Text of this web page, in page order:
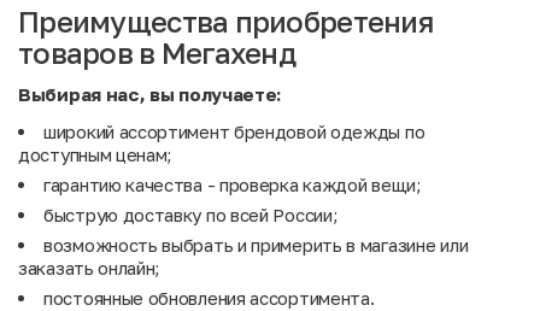
Преимущества приобретения
товаров в Мегахенд
Выбирая нас, вы получаете:
широкий ассортимент брендовой одежды по
доступным ценам;
гарантию качества - проверка каждой вещи;
быструю доставку по всей России;
возможность выбрать и примерить в магазине или
заказать онлайн;
постоянные обновления ассортимента.